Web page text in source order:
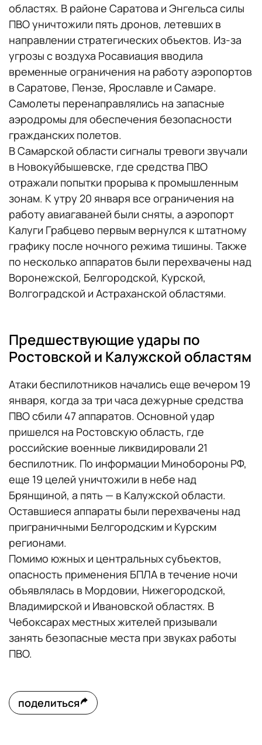
областях. В районе Саратова и Энгельса силы
ПВО уничтожили пять дронов, летевших в
направлении стратегических объектов. Из-за
угрозы с воздуха Росавиация вводила
временные ограничения на работу аэропортов
в Саратове, Пензе, Ярославле и Самаре.
Самолеты перенаправлялись на запасные
аэродромы для обеспечения безопасности
гражданских полетов.
В Самарской области сигналы тревоги звучали
в Новокуйбышевске, где средства ПВО
отражали попытки прорыва к промышленным
зонам. К утру 20 января все ограничения на
работу авиагаваней были сняты, а аэропорт
Калуги Грабцево первым вернулся к штатному
графику после ночного режима тишины. Также
по несколько аппаратов были перехвачены над
Воронежской, Белгородской, Курской,
Волгоградской и Астраханской областями.
Предшествующие удары по
Ростовской и Калужской областям
Атаки беспилотников начались еще вечером 19
января, когда за три часа дежурные средства
ПВО сбили 47 аппаратов. Основной удар
пришелся на Ростовскую область, где
российские военные ликвидировали 21
беспилотник. По информации Минобороны РФ,
еще 19 целей уничтожили в небе над
Брянщиной, а пять — в Калужской области.
Оставшиеся аппараты были перехвачены над
приграничными Белгородским и Курским
регионами.
Помимо южных и центральных субъектов,
опасность применения БПЛА в течение ночи
объявлялась в Мордовии, Нижегородской,
Владимирской и Ивановской областях. В
Чебоксарах местных жителей призывали
занять безопасные места при звуках работы
ПВО.
поделиться